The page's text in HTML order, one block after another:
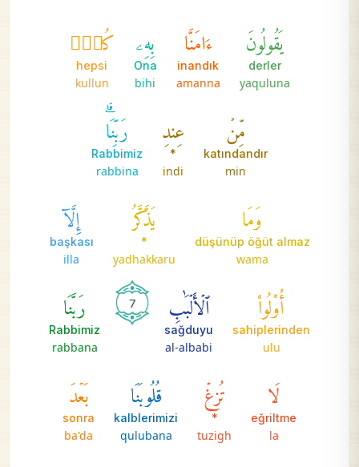
يَقُولُونَ
derler
yaquluna
ءَامَنَّا
inandık
amanna
بِهِۦ
Ona
bihi
كُلّٞ
hepsi
kullun
مِّنۡ
katındandır
min
عِندِ
*
indi
رَبِّنَاۗ
Rabbimiz
rabbina
وَمَا
düşünüp öğüt almaz
wama
يَذَّكَّرُ
*
yadhakkaru
إِلَّآ
başkası
illa
أُوْلُواْ
sahiplerinden
ulu
ٱلۡأَلۡبَٰبِ
sağduyu
al-albabi
7 رَبَّنَا
Rabbimiz
rabbana
لَا
eğriltme
la
تُزِغۡ
*
tuzigh
قُلُوبَنَا
kalblerimizi
qulubana
بَعۡدَ
sonra
ba'da